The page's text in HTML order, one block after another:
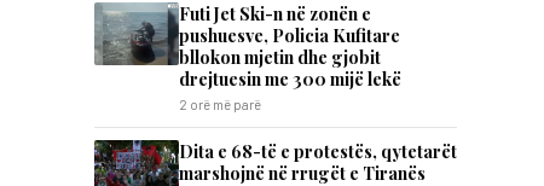
Futi Jet Ski-n në zonën e
pushuesve, Policia Kufitare
bllokon mjetin dhe gjobit
drejtuesin me 300 mijë lekë
2 orë më parë
Dita e 68-të e protestës, qytetarët
marshojnë në rrugët e Tiranës